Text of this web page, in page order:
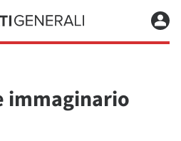
immaginario